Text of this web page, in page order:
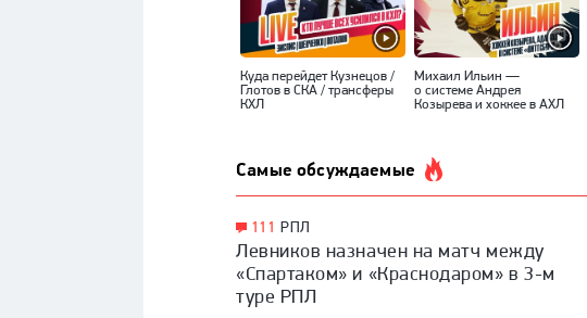
Куда перейдет Кузнецов /
Глотов в СКА / трансферы
КХЛ
Михаил Ильин —
о системе Андрея
Козырева и хоккее в АХЛ
Самые обсуждаемые
111 РПЛ
Левников назначен на матч между
«Спартаком» и «Краснодаром» в 3-м
туре РПЛ